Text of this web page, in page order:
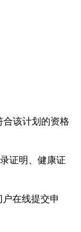
该计划的资格
证明、健康证
在线提交申